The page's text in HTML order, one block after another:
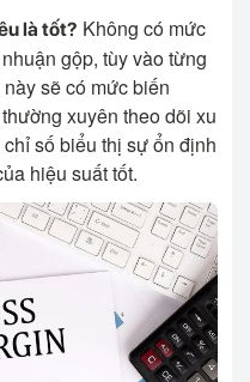
là tốt? Không có mức
gộp, tùy vào từng
sẽ có mức biến
xuyên theo dõi xu
số biểu thị sự ổn định
hiệu suất tốt.